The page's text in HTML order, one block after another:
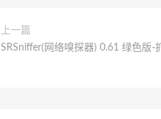
上一篇
SRSniffer(网络嗅探器) 0.61 绿色版-